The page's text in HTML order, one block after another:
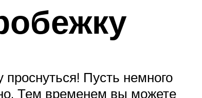
Пусть немного
Тем временем вы можете